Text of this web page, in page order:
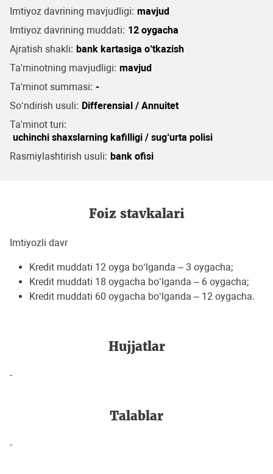
Imtiyoz davrining mavjudligi: mavjud
Imtiyoz davrining muddati: 12 oygacha
Ajratish shakli: bank kartasiga o‘tkazish
Ta'minotning mavjudligi: mavjud
Ta'minot summasi: -
So‘ndirish usuli: Differensial / Annuitet
Ta'minot turi:
uchinchi shaxslarning kafilligi / sug‘urta polisi
Rasmiylashtirish usuli: bank ofisi
Foiz stavkalari
Imtiyozli davr
Kredit muddati 12 oyga bo‘lganda – 3 oygacha;
Kredit muddati 18 oygacha bo‘lganda – 6 oygacha;
Kredit muddati 60 oygacha bo‘lganda – 12 oygacha.
Hujjatlar
-
Talablar
-